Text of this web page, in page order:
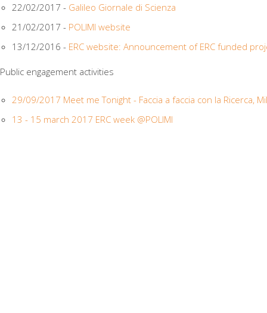
22/02/2017 - Galileo Giornale di Scienza
21/02/2017 - POLIMI website
13/12/2016 - ERC website: Announcement of ERC funded
Public engagement activities
29/09/2017 Meet me Tonight - Faccia a faccia con la Ricerca,
13 - 15 march 2017 ERC week @POLIMI